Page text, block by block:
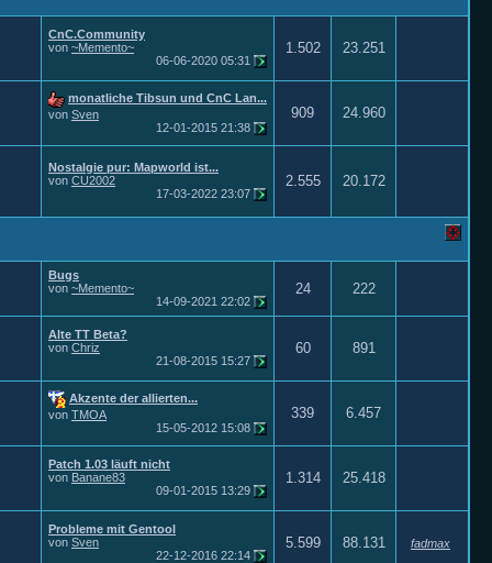
CnC.Community
von ~Memento~
06-06-2020 05:31
1.502 23.251
monatliche Tibsun und CnC Lan...
von Sven
12-01-2015 21:38
909 24.960
Nostalgie pur: Mapworld ist...
von CU2002
17-03-2022 23:07
2.555 20.172
Bugs
von ~Memento~
14-09-2021 22:02
24 222
Alte TT Beta?
von Chriz
21-08-2015 15:27
60 891
Akzente der allierten...
von TMOA
15-05-2012 15:08
339 6.457
Patch 1.03 läuft nicht
von Banane83
09-01-2015 13:29
1.314 25.418
Probleme mit Gentool
von Sven
22-12-2016 22:14
5.599 88.131 fadmax